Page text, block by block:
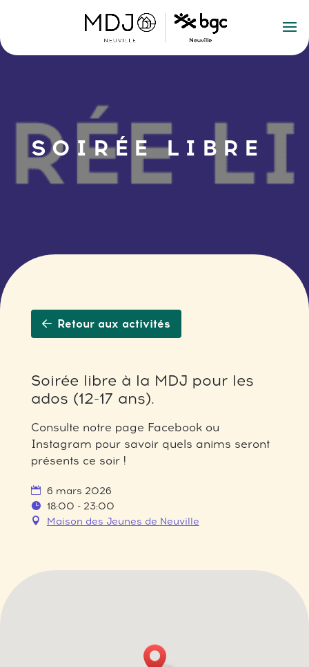
SOIRÉE LIBRE
Retour aux activités
Soirée libre à la MDJ pour les
ados (12-17 ans).
Consulte notre page Facebook ou
Instagram pour savoir quels anims seront
présents ce soir !
6 mars 2026
18:00 - 23:00
Maison des Jeunes de Neuville